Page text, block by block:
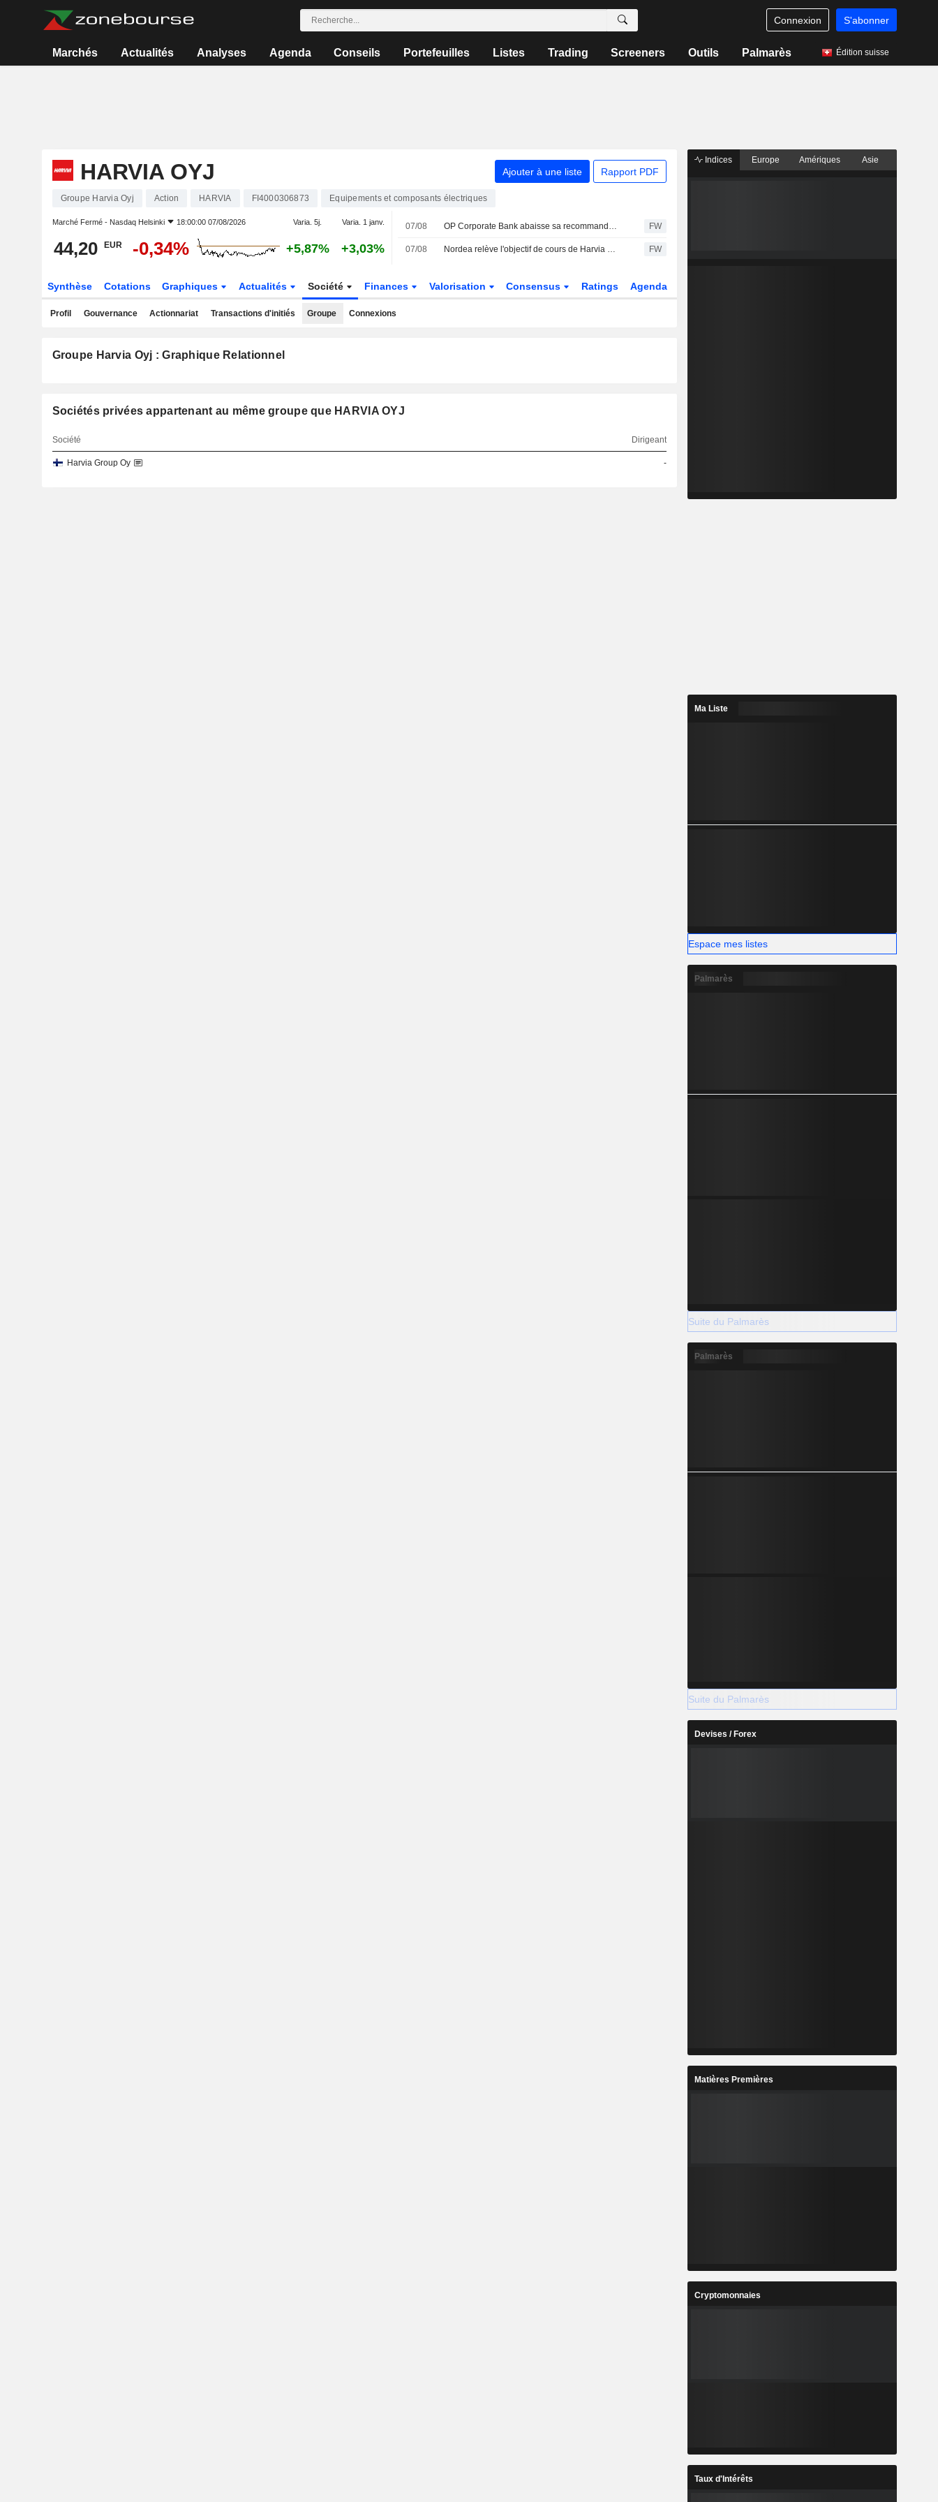
Connexion S'abonner
Marchés Actualités Analyses Agenda Conseils Portefeuilles Listes Trading Screeners Outils Palmarès Édition suisse
HARVIA OYJ Ajouter à une liste Rapport PDF
Groupe Harvia Oyj Action HARVIA FI4000306873 Equipements et composants électriques
Marché Fermé - Nasdaq Helsinki 18:00:00 07/08/2026 Varia. 5j. Varia. 1 janv.
44,20 EUR -0,34% +5,87% +3,03%
07/08 OP Corporate Bank abaisse sa recommandation sur Harvia à " alléger » contre " accumuler », objectif de cours à 43 euros - BN FW
07/08 Nordea relève l'objectif de cours de Harvia à 51 euros (49), maintient sa recommandation à l'achat FW
Synthèse Cotations Graphiques Actualités Société Finances Valorisation Consensus Ratings Agenda
Profil Gouvernance Actionnariat Transactions d'initiés Groupe Connexions
Groupe Harvia Oyj : Graphique Relationnel
Sociétés privées appartenant au même groupe que HARVIA OYJ
Société Dirigeant
Harvia Group Oy -
Indices Europe Amériques Asie
Ma Liste
Espace mes listes
Palmarès
Suite du Palmarès
Palmarès
Suite du Palmarès
Devises / Forex
Matières Premières
Cryptomonnaies
Taux d'Intérêts